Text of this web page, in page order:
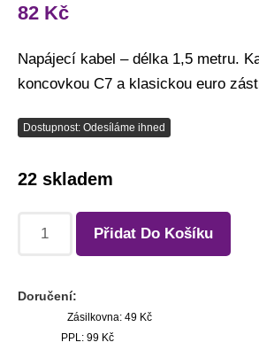
82 Kč
Napájecí kabel – délka 1,5 metru.
koncovkou C7 a klasickou euro
Dostupnost: Odesíláme ihned
22 skladem
Přidat Do Košíku
Doručení:
Zásilkovna: 49 Kč
PPL: 99 Kč